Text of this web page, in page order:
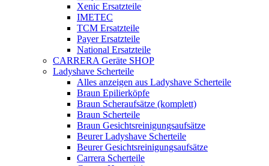
Xenic Ersatzteile
IMETEC
TCM Ersatzteile
Payer Ersatzteile
National Ersatzteile
CARRERA Geräte SHOP
Ladyshave Scherteile
Alles anzeigen aus Ladyshave Scherteile
Braun Epilierköpfe
Braun Scheraufsätze (komplett)
Braun Scherteile
Braun Gesichtsreinigungsaufsätze
Beurer Ladyshave Scherteile
Beurer Gesichtsreinigungsaufsätze
Carrera Scherteile